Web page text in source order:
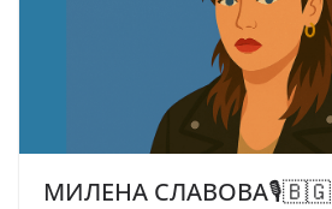
МИЛЕНА СЛАВОВА🎙️🇧🇬